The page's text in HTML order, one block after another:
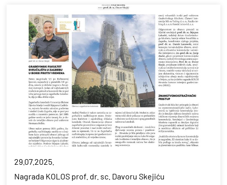
29.07.2025.
Nagrada KOLOS prof. dr. sc. Davoru Skejiću